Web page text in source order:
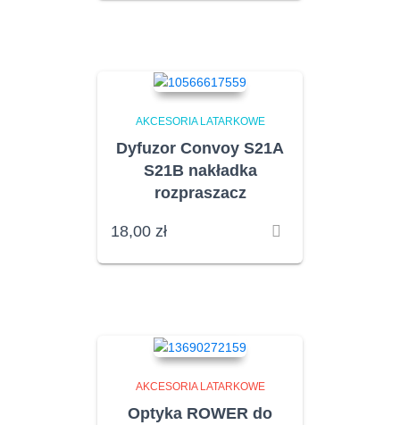
AKCESORIA LATARKOWE
Dyfuzor Convoy S21A
S21B nakładka
rozpraszacz
18,00 zł
AKCESORIA LATARKOWE
Optyka ROWER do